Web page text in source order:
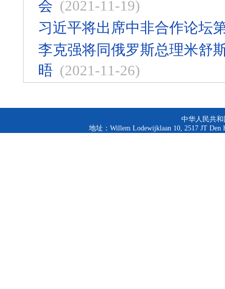
会 (2021-11-19)
习近平将出席中非合作论坛
李克强将同俄罗斯总理米舒
晤 (2021-11-26)
中华人民共
地址：Willem Lodewijklaan 10, 2517 JT Den